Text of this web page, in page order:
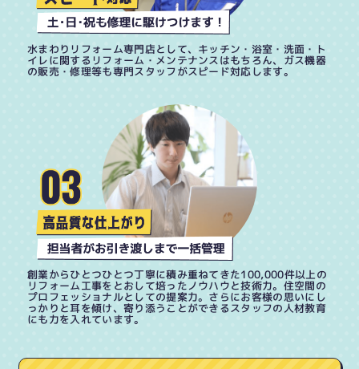
水まわりリフォーム専門店として、キッチン・浴室・洗面・ト
イレに関するリフォーム・メンテナンスはもちろん、ガス機器
の販売・修理等も専門スタッフがスピード対応します。
創業からひとつひとつ丁寧に積み重ねてきた100,000件以上の
リフォーム工事をとおして培ったノウハウと技術力。住空間の
プロフェッショナルとしての提案力。さらにお客様の思いにし
っかりと耳を傾け、寄り添うことができるスタッフの人材教育
にも力を入れています。